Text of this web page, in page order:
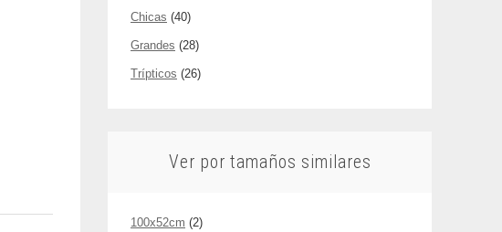
Chicas (40)
Grandes (28)
Trípticos (26)
Ver por tamaños similares
100x52cm (2)